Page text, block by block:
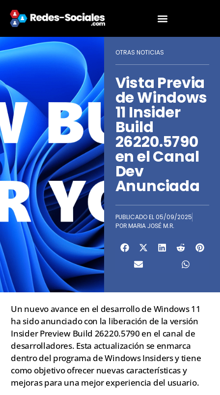
OTRAS NOTICIAS
Vista Previa
de Windows
11 Insider
Build
26220.5790
en el Canal
Dev
Anunciada
PUBLICADO EL 05/09/2025
POR MARIA JOSÉ M.R.
Un nuevo avance en el desarrollo de Windows 11
ha sido anunciado con la liberación de la versión
Insider Preview Build 26220.5790 en el canal de
desarrolladores. Esta actualización se enmarca
dentro del programa de Windows Insiders y tiene
como objetivo ofrecer nuevas características y
mejoras para una mejor experiencia del usuario.